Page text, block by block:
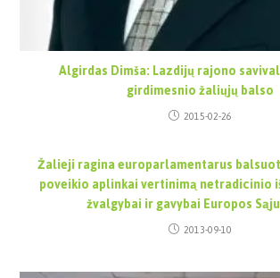
Algirdas Dimša: Lazdijų rajono
girdimesnio žaliųjų balso
2015-02-26
Žalieji ragina europarlamentarus
poveikio aplinkai vertinimą netradicinio
žvalgybai ir gavybai Europos
2013-09-10